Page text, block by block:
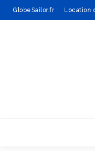
GlobeSailor.fr Location